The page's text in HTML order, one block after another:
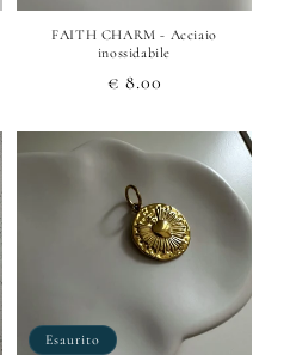
FAITH CHARM - Acciaio
inossidabile
Prezzo
listino
€ 8.00
Esaurito